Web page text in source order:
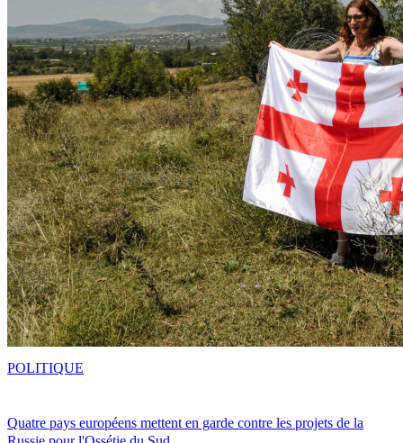
Quatre pays européens mettent en garde contre les projets de la
POLITIQUE